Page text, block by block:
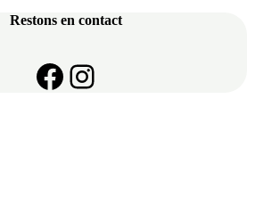
Restons en contact
https://
Instagram